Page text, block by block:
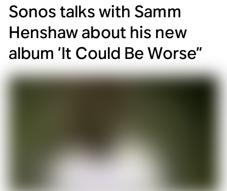
Sonos talks with Samm
Henshaw about his new
album ’It Could Be Worse”